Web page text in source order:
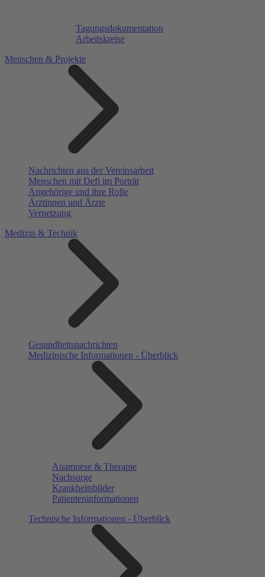
Tagungsdokumentation
Arbeitskreise
Menschen & Projekte
Nachrichten aus der Vereinsarbeit
Menschen mit Defi im Porträt
Angehörige und ihre Rolle
Ärztinnen und Ärzte
Vernetzung
Medizin & Technik
Gesundheitsnachrichten
Medizinische Informationen - Überblick
Anamnese & Therapie
Nachsorge
Krankheitsbilder
Patienteninformationen
Technische Informationen - Überblick